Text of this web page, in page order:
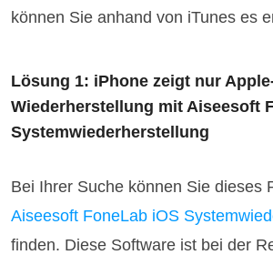
können Sie anhand von iTunes es
Lösung 1: iPhone zeigt nur
Wiederherstellung mit Aiseesoft
Systemwiederherstellung
Bei Ihrer Suche können Sie dieses
Aiseesoft FoneLab iOS
finden. Diese Software ist bei der